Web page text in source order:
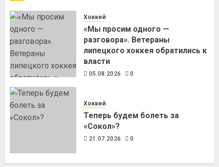
Хоккей
«Мы просим одного —
разговора». Ветераны
липецкого хоккея обратились к
власти
05.08.2026 0
Хоккей
Теперь будем болеть за
«Сокол»?
21.07.2026 0